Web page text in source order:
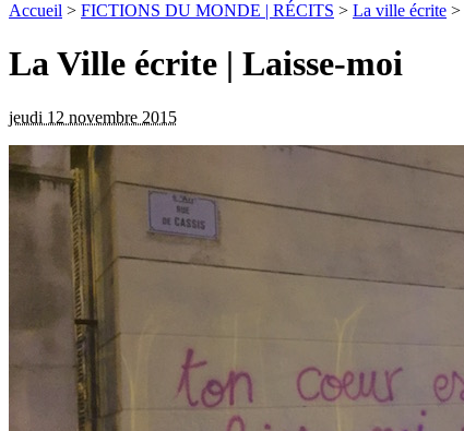
Accueil > FICTIONS DU MONDE | RÉCITS > La ville écrite >
La Ville écrite | Laisse-moi
jeudi 12 novembre 2015